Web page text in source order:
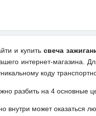
и купитьсвеча
интернет-магазина.
коду
разбить на 4 основные
внутри может оказаться